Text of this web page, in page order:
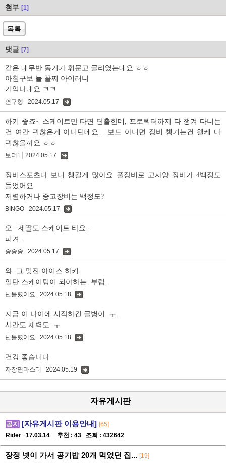
첨부 [1]
목록
댓글 [7]
같은 내무반 동기가 휘문고 골리였는대요 ㅎㅎ
아침구보 늘 꼴찌 아이러니
기억나내요 ㅋㅋ
연구형 2024.05.17
하키 좋죠~ 스케이트만 타면 단촐한데, 프로텍터까지 다 챙겨 다니는
건 여간 귀찮은게 아니던데요... 보드 아니면 장비 챙기는건 왤케 다
귀찮을까요 ㅎㅎ
보더1 2024.05.17
장비스포츠다 보니 챙길게 많아요 풀장비로 고사양 장비가 4백정도
들었어요
저렴하거나 중고장비는 백정도?
BINGO 2024.05.17
오.. 제딸도 스케이트 타요..
피겨..
숭숭숭 2024.05.17
와. 그 멋진 아이스 하키.
일단 스케이팅이 되야하는. 부럽.
난틀렸어요 2024.05.18
지금 이 나이에 시작하긴 골병이..ㅜ.
시간도 체력도. ㅜ
난틀렸어요 2024.05.18
건강 좋습니다
자장면마스터 2024.05.19
자유게시판
공지 [자유게시판 이용안내] [65]
Rider
17.03.14 추천 : 43 조회 : 432642
장정 넷이 가서 공기밥 20개 먹었던 집... [19]